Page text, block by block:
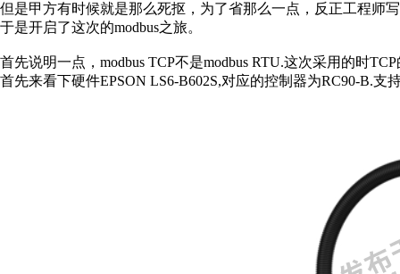
但是甲方有时候就是那么死抠，为了省那么一点，反正工程师
于是开启了这次的modbus之旅。
首先说明一点，modbus TCP不是modbus RTU.这次采用的时
首先来看下硬件EPSON LS6-B602S,对应的控制器为RC90-B.支